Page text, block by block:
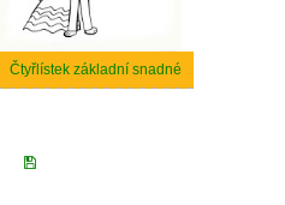
Čtyřlístek základní snadné